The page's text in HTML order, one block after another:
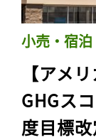
小売・宿
【アメ
GHGス
度目標